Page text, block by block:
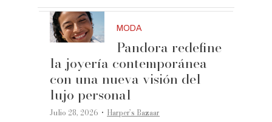
MODA
Pandora redefine
la joyería contemporánea
con una nueva visión del
lujo personal
Julio 28, 2026 ·Harper’s Bazaar